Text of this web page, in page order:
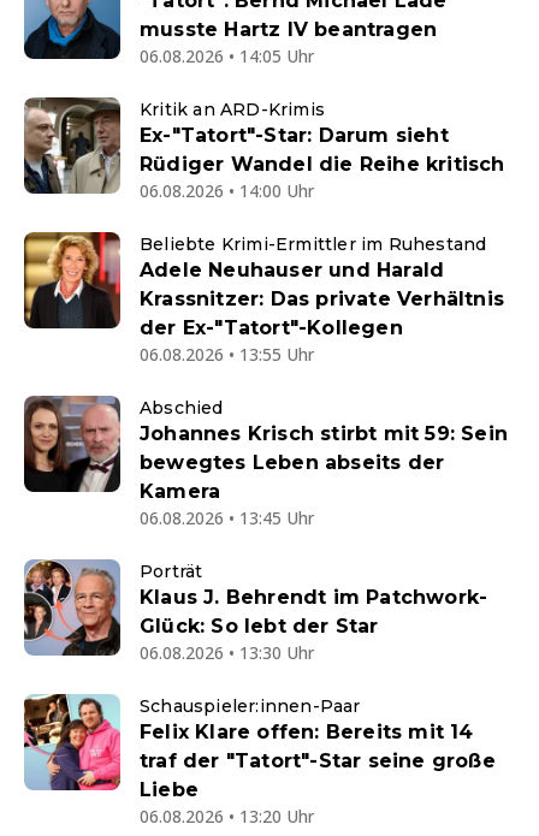
musste Hartz IV beantragen
06.08.2026 • 14:05 Uhr
Kritik an ARD-Krimis
Ex-"Tatort"-Star: Darum sieht
Rüdiger Wandel die Reihe kritisch
06.08.2026 • 14:00 Uhr
Beliebte Krimi-Ermittler im Ruhestand
Adele Neuhauser und Harald
Krassnitzer: Das private Verhältnis
der Ex-"Tatort"-Kollegen
06.08.2026 • 13:55 Uhr
Abschied
Johannes Krisch stirbt mit 59: Sein
bewegtes Leben abseits der
Kamera
06.08.2026 • 13:45 Uhr
Porträt
Klaus J. Behrendt im Patchwork-
Glück: So lebt der Star
06.08.2026 • 13:30 Uhr
Schauspieler:innen-Paar
Felix Klare offen: Bereits mit 14
traf der "Tatort"-Star seine große
Liebe
06.08.2026 • 13:20 Uhr